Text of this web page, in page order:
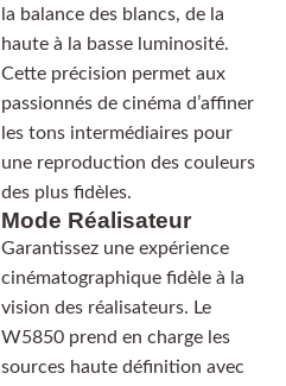
la balance des blancs, de la
haute à la basse luminosité.
Cette précision permet aux
passionnés de cinéma d’affiner
les tons intermédiaires pour
une reproduction des couleurs
des plus fidèles.
Mode Réalisateur
Garantissez une expérience
cinématographique fidèle à la
vision des réalisateurs. Le
W5850 prend en charge les
sources haute définition avec